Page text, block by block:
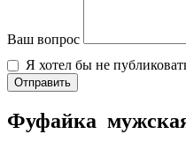
Ваш вопрос
Я хотел бы не
Отправить
Фуфайка